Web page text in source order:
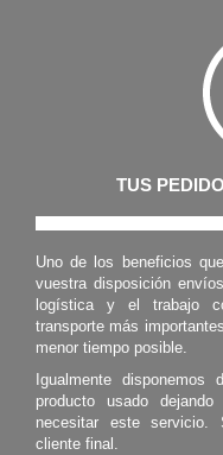
TUS
Uno de los beneficios
vuestra disposición
logística y el trabajo
transporte más
menor tiempo posible.
Igualmente
producto usado
necesitar este servicio.
cliente final.